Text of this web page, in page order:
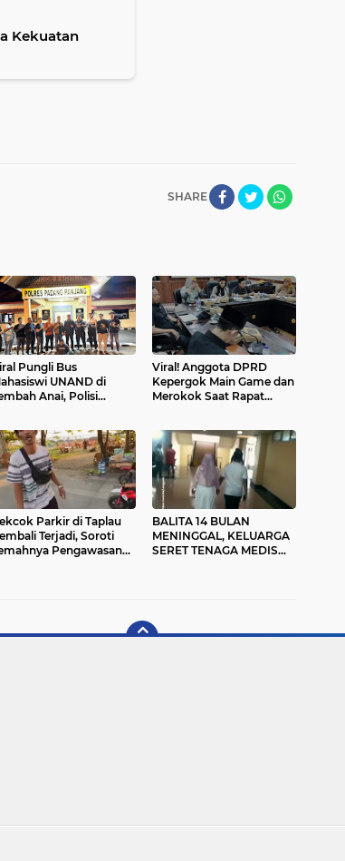
Kekuatan
SHARE
Pungli Bus
UNAND di
Anai, Polisi
Portal
Viral! Anggota DPRD
Kepergok Main Game dan
Merokok Saat Rapat
Parkir di Taplau
Terjadi, Soroti
Pengawasan
BALITA 14 BULAN
MENINGGAL, KELUARGA
SERET TENAGA MEDIS